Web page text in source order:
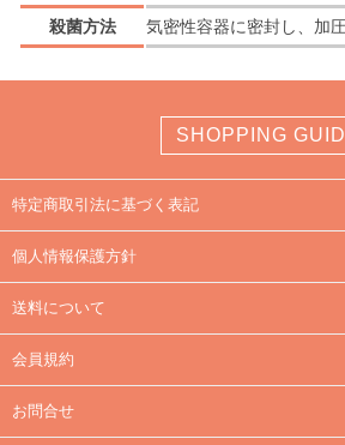
殺菌方法 気密性容器に密封し、加
SHOPPING
特定商取引法に基づく表記
個人情報保護方針
送料について
会員規約
お問合せ